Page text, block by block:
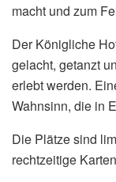
macht und zum
Der Königliche
gelacht, getanzt
erlebt werden.
Wahnsinn, die in
Die Plätze sind
rechtzeitige